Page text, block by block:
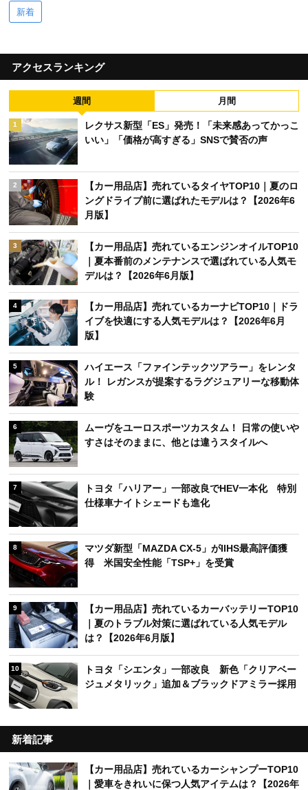
新着
アクセスランキング
週間 月間
1
レクサス新型「ES」発売！「未来感あってかっこ
いい」「価格が高すぎる」SNSで賛否の声
2
【カー用品店】売れているタイヤTOP10｜夏のロ
ングドライブ前に選ばれたモデルは？【2026年6
月版】
3
【カー用品店】売れているエンジンオイルTOP10
｜夏本番前のメンテナンスで選ばれている人気モ
デルは？【2026年6月版】
4
【カー用品店】売れているカーナビTOP10｜ドラ
イブを快適にする人気モデルは？【2026年6月
版】
5
ハイエース「ファインテックツアラー」をレンタ
ル！ レガンスが提案するラグジュアリーな移動体
験
6
ムーヴをユーロスポーツカスタム！ 日常の使いや
すさはそのままに、他とは違うスタイルへ
7
トヨタ「ハリアー」一部改良でHEV一本化 特別
仕様車ナイトシェードも進化
8
マツダ新型「MAZDA CX-5」がIIHS最高評価獲
得 米国安全性能「TSP+」を受賞
9
【カー用品店】売れているカーバッテリーTOP10
｜夏のトラブル対策に選ばれている人気モデル
は？【2026年6月版】
10
トヨタ「シエンタ」一部改良 新色「クリアベー
ジュメタリック」追加＆ブラックドアミラー採用
新着記事
【カー用品店】売れているカーシャンプーTOP10
｜愛車をきれいに保つ人気アイテムは？【2026年